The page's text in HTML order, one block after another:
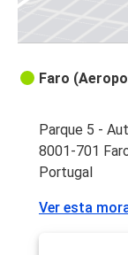
Faro
Parque 5 -
8001-701
Portugal
Ver esta